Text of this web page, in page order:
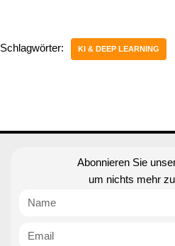
Schlagwörter: KI & DEEP LEARNING
Abonnieren Sie
um nichts mehr